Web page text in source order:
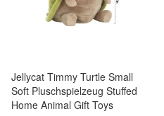
Jellycat Timmy Turtle Small
Soft Pluschspielzeug Stuffed
Home Animal Gift Toys